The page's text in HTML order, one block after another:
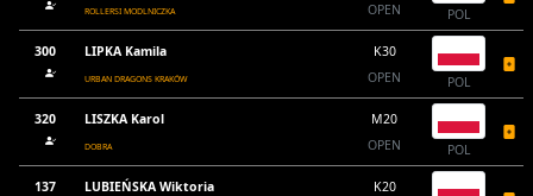
ROLLERSI MODLNICZKA
OPEN
POL
300 LIPKA Kamila
URBAN DRAGONS KRAKÓW
K30
OPEN
POL
320 LISZKA Karol
DOBRA
M20
OPEN
POL
137 LUBIEŃSKA Wiktoria
K20